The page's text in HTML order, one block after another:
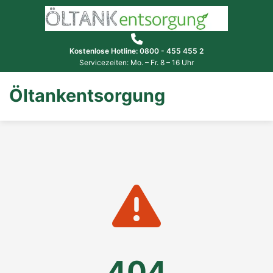
Kostenlose Hotline: 0800 - 455 455 2
Servicezeiten: Mo. – Fr. 8 – 16 Uhr
Öltankentsorgung